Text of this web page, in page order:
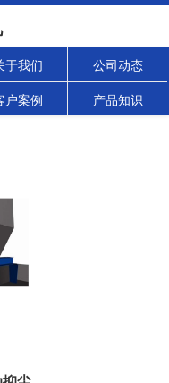
于我们 公司动态
户案例 产品知识